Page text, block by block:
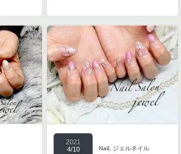
2021
4/10
Nail ジェルネイル